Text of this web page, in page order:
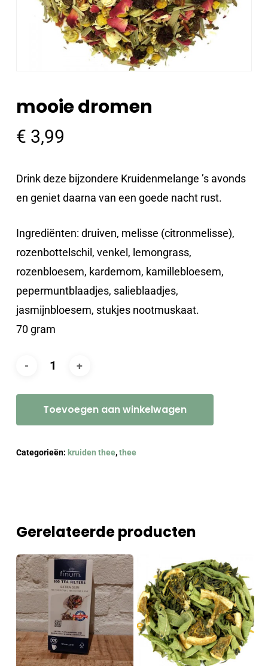
mooie dromen
€ 3,99
Drink deze bijzondere Kruidenmelange ’s avonds
en geniet daarna van een goede nacht rust.
Ingrediënten: druiven, melisse (citronmelisse),
rozenbottelschil, venkel, lemongrass,
rozenbloesem, kardemom, kamillebloesem,
pepermuntblaadjes, salieblaadjes,
jasmijnbloesem, stukjes nootmuskaat.
70 gram
Toevoegen aan winkelwagen
Categorieën: kruiden thee,thee
Gerelateerde producten